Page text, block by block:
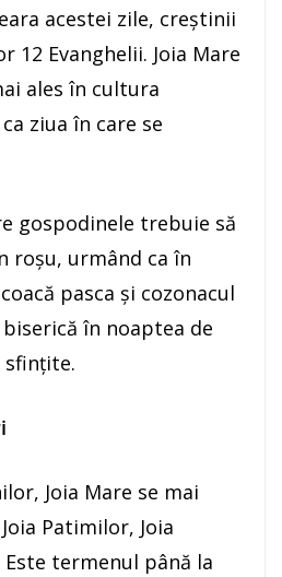
acestei zile, creştinii
12 Evanghelii. Joia Mare
ales în cultura
ziua în care se
gospodinele trebuie să
roşu, urmând ca în
pasca şi cozonacul
în noaptea de
Joia Mare se mai
Patimilor, Joia
Este termenul până la